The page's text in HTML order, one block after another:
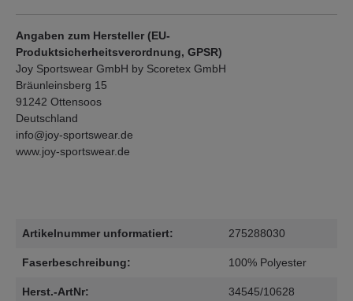
Angaben zum Hersteller (EU-
Produktsicherheitsverordnung, GPSR)
Joy Sportswear GmbH by Scoretex GmbH
Bräunleinsberg 15
91242 Ottensoos
Deutschland
info@joy-sportswear.de
www.joy-sportswear.de
Artikelnummer unformatiert: 275288030
Faserbeschreibung: 100% Polyester
Herst.-ArtNr: 34545/10628